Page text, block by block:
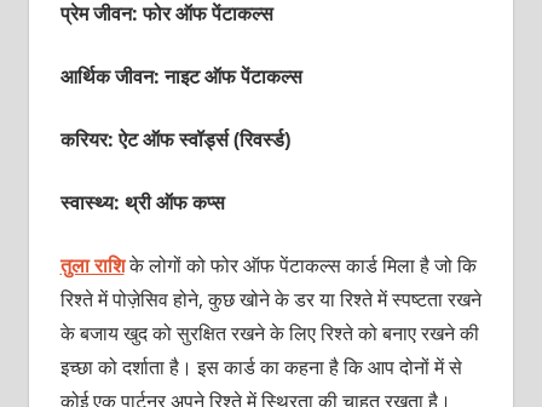
प्रेम जीवन: फोर ऑफ पेंटाकल्‍स
आर्थिक जीवन: नाइट ऑफ पेंटाकल्‍स
करियर: ऐट ऑफ स्‍वॉर्ड्स (रिवर्स्‍ड)
स्वास्थ्य: थ्री ऑफ कप्‍स
तुला राशिके लोगों को फोर ऑफ पेंटाकल्‍स कार्ड मिला है जो कि
रिश्‍ते में पोज़ेसिव होने, कुछ खोने के डर या रिश्‍ते में स्‍पष्‍टता रखने
के बजाय खुद को सुरक्षित रखने के लिए रिश्‍ते को बनाए रखने की
इच्‍छा को दर्शाता है। इस कार्ड का कहना है कि आप दोनों में से
कोई एक पार्टनर अपने रिश्‍ते में स्थिरता की चाहत रखता है।